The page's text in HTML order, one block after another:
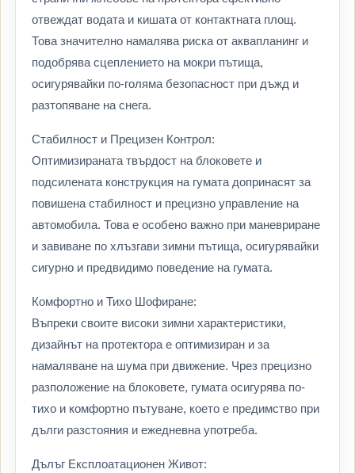
отвеждат водата и кишата от контактната площ.
Това значително намалява риска от аквапланинг и
подобрява сцеплението на мокри пътища,
осигурявайки по-голяма безопасност при дъжд и
разтопяване на снега.
Стабилност и Прецизен Контрол:
Оптимизираната твърдост на блоковете и
подсилената конструкция на гумата допринасят за
повишена стабилност и прецизно управление на
автомобила. Това е особено важно при маневриране
и завиване по хлъзгави зимни пътища, осигурявайки
сигурно и предвидимо поведение на гумата.
Комфортно и Тихо Шофиране:
Въпреки своите високи зимни характеристики,
дизайнът на протектора е оптимизиран и за
намаляване на шума при движение. Чрез прецизно
разположение на блоковете, гумата осигурява по-
тихо и комфортно пътуване, което е предимство при
дълги разстояния и ежедневна употреба.
Дълъг Експлоатационен Живот: